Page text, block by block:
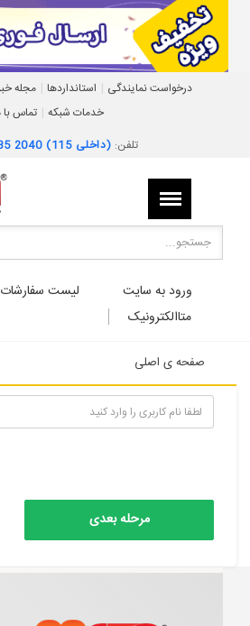
درخواست نمایندگی | استانداردها | مجله
خدمات شبکه | تماس با
تلفن: 021 2285 2040 (داخلی 115)
ورود به سایت
متاالکترونیک
لیست سفارشات
صفحه ی اصلی